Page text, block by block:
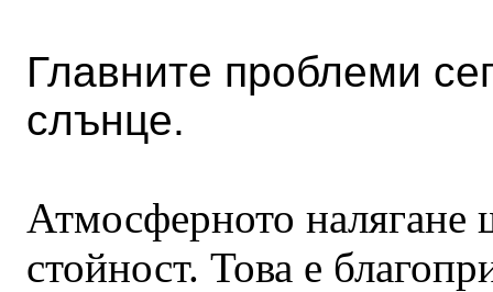
Главните проблеми
слънце.
Атмосферното налягане
стойност. Това е